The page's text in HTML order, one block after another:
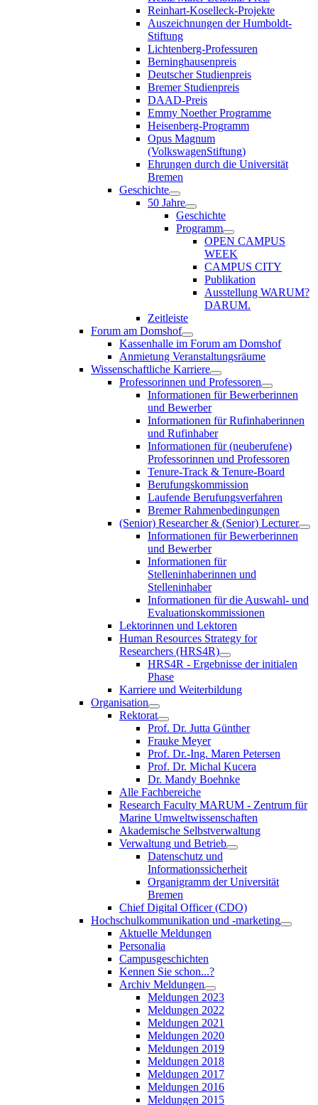
Reinhart-Koselleck-Projekte
Auszeichnungen der Humboldt-
Stiftung
Lichtenberg-Professuren
Berninghausenpreis
Deutscher Studienpreis
Bremer Studienpreis
DAAD-Preis
Emmy Noether Programme
Heisenberg-Programm
Opus Magnum
(VolkswagenStiftung)
Ehrungen durch die Universität
Bremen
Geschichte
50 Jahre
Geschichte
Programm
OPEN CAMPUS
WEEK
CAMPUS CITY
Publikation
Ausstellung WARUM?
DARUM.
Zeitleiste
Forum am Domshof
Kassenhalle im Forum am Domshof
Anmietung Veranstaltungsräume
Wissenschaftliche Karriere
Professorinnen und Professoren
Informationen für Bewerberinnen
und Bewerber
Informationen für Rufinhaberinnen
und Rufinhaber
Informationen für (neuberufene)
Professorinnen und Professoren
Tenure-Track & Tenure-Board
Berufungskommission
Laufende Berufungsverfahren
Bremer Rahmenbedingungen
(Senior) Researcher & (Senior) Lecturer
Informationen für Bewerberinnen
und Bewerber
Informationen für
Stelleninhaberinnen und
Stelleninhaber
Informationen für die Auswahl- und
Evaluationskommissionen
Lektorinnen und Lektoren
Human Resources Strategy for
Researchers (HRS4R)
HRS4R - Ergebnisse der initialen
Phase
Karriere und Weiterbildung
Organisation
Rektorat
Prof. Dr. Jutta Günther
Frauke Meyer
Prof. Dr.-Ing. Maren Petersen
Prof. Dr. Michal Kucera
Dr. Mandy Boehnke
Alle Fachbereiche
Research Faculty MARUM - Zentrum für
Marine Umweltwissenschaften
Akademische Selbstverwaltung
Verwaltung und Betrieb
Datenschutz und
Informationssicherheit
Organigramm der Universität
Bremen
Chief Digital Officer (CDO)
Hochschulkommunikation und -marketing
Aktuelle Meldungen
Personalia
Campusgeschichten
Kennen Sie schon...?
Archiv Meldungen
Meldungen 2023
Meldungen 2022
Meldungen 2021
Meldungen 2020
Meldungen 2019
Meldungen 2018
Meldungen 2017
Meldungen 2016
Meldungen 2015